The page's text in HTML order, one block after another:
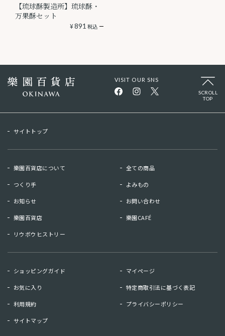
樂園CAFE
【琉球酥製造所】琉球酥・
万果酥セット
¥891 税込
VISIT OUR SNS
SCROLL
TOP
サイトトップ
樂園百貨店について 全ての商品
つくり手 よみもの
お知らせ お問い合わせ
樂園百貨店 樂園CAFÉ
リウボウヒストリー
ショッピングガイド マイページ
お気に入り 特定商取引法に基づく表記
利用規約 プライバシーポリシー
サイトマップ